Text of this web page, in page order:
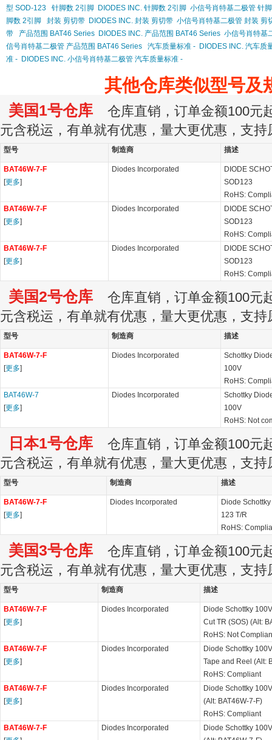
型 SOD-123
针脚数 2引脚 DIODES INC. 针脚数 2引脚 小信号肖特基二极管 针
脚数 2引脚
封装 剪切带 DIODES INC. 封装 剪切带 小信号肖特基二极管 封装 剪
带
产品范围 BAT46 Series DIODES INC. 产品范围 BAT46 Series 小信号肖特基
信号肖特基二极管 产品范围 BAT46 Series
汽车质量标准 - DIODES INC. 汽车质
准 - DIODES INC. 小信号肖特基二极管 汽车质量标准 -
其他仓库类似型号及
美国1号仓库 仓库直销，订单金额100元
元含税运，有单就有优惠，量大更优惠，支持
型号 制造商 描述
BAT46W-7-F
[更多]
Diodes Incorporated
DIODE
SOD123
RoHS:
BAT46W-7-F
[更多]
Diodes Incorporated
DIODE
SOD123
RoHS:
BAT46W-7-F
[更多]
Diodes Incorporated
DIODE
SOD123
RoHS:
美国2号仓库 仓库直销，订单金额100元
元含税运，有单就有优惠，量大更优惠，支持
型号 制造商 描述
BAT46W-7-F
[更多]
Diodes Incorporated
Schottky
100V
RoHS:
BAT46W-7
[更多]
Diodes Incorporated
Schottky
100V
RoHS: Not
日本1号仓库 仓库直销，订单金额100元
元含税运，有单就有优惠，量大更优惠，支持
型号 制造商 描述
BAT46W-7-F
[更多]
Diodes Incorporated
Diode
123 T/R
RoHS:
美国3号仓库 仓库直销，订单金额100元
元含税运，有单就有优惠，量大更优惠，支持
型号 制造商 描述
BAT46W-7-F
[更多]
Diodes Incorporated
Diode Schottky
Cut TR (SOS) (Alt:
RoHS: Not
BAT46W-7-F
[更多]
Diodes Incorporated
Diode Schottky
Tape and Reel (Alt:
RoHS: Compliant
BAT46W-7-F
[更多]
Diodes Incorporated
Diode Schottky
(Alt: BAT46W-7-F)
RoHS: Compliant
BAT46W-7-F
Diodes Incorporated
Diode Schottky